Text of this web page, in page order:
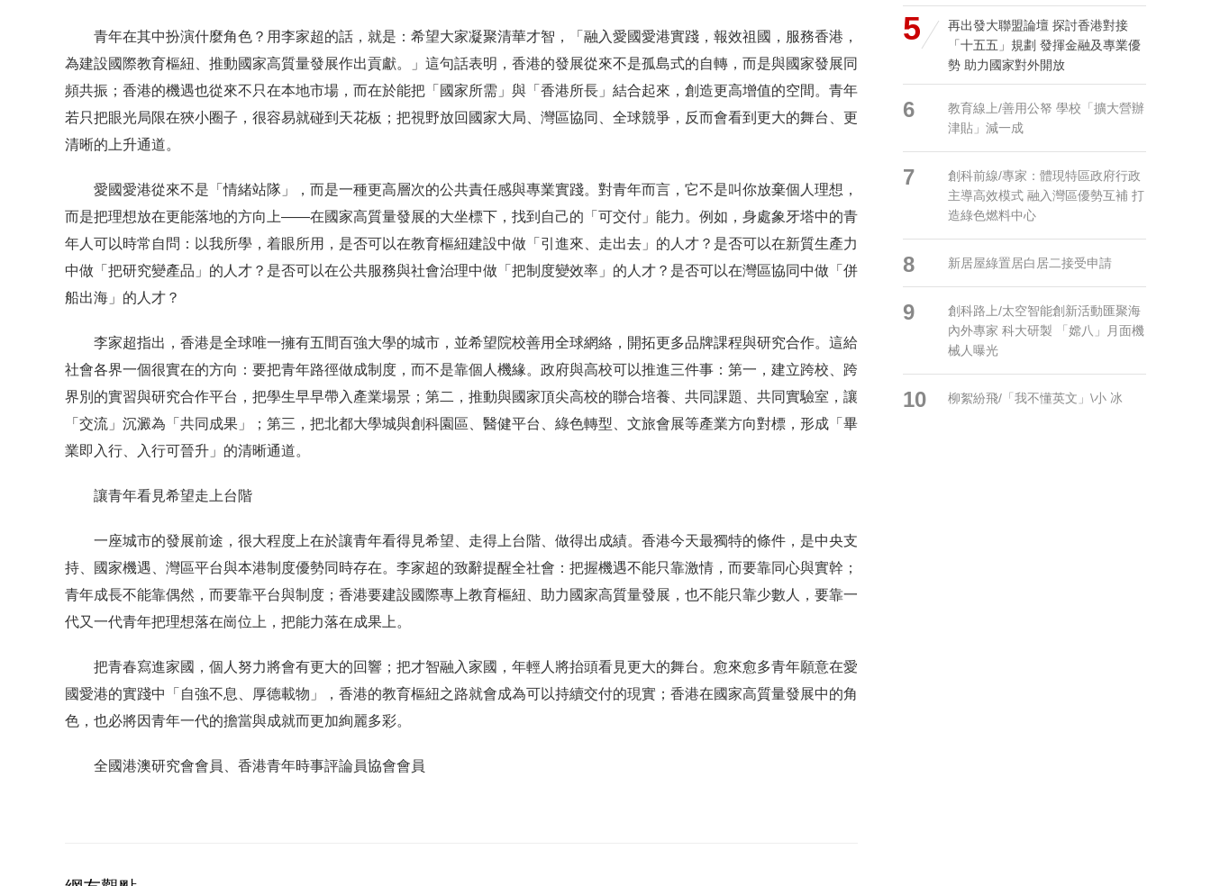
青年在其中扮演什麼角色？用李家超的話，就是：希望大家凝聚清華才智，「融入愛國愛港實踐，報效祖國，服務香港，
為建設國際教育樞紐、推動國家高質量發展作出貢獻。」這句話表明，香港的發展從來不是孤島式的自轉，而是與國家發展同
頻共振；香港的機遇也從來不只在本地市場，而在於能把「國家所需」與「香港所長」結合起來，創造更高增值的空間。青年
若只把眼光局限在狹小圈子，很容易就碰到天花板；把視野放回國家大局、灣區協同、全球競爭，反而會看到更大的舞台、更
清晰的上升通道。
愛國愛港從來不是「情緒站隊」，而是一種更高層次的公共責任感與專業實踐。對青年而言，它不是叫你放棄個人理想，
而是把理想放在更能落地的方向上——在國家高質量發展的大坐標下，找到自己的「可交付」能力。例如，身處象牙塔中的青
年人可以時常自問：以我所學，着眼所用，是否可以在教育樞紐建設中做「引進來、走出去」的人才？是否可以在新質生產力
中做「把研究變產品」的人才？是否可以在公共服務與社會治理中做「把制度變效率」的人才？是否可以在灣區協同中做「併
船出海」的人才？
李家超指出，香港是全球唯一擁有五間百強大學的城市，並希望院校善用全球網絡，開拓更多品牌課程與研究合作。這給
社會各界一個很實在的方向：要把青年路徑做成制度，而不是靠個人機緣。政府與高校可以推進三件事：第一，建立跨校、跨
界別的實習與研究合作平台，把學生早早帶入產業場景；第二，推動與國家頂尖高校的聯合培養、共同課題、共同實驗室，讓
「交流」沉澱為「共同成果」；第三，把北都大學城與創科園區、醫健平台、綠色轉型、文旅會展等產業方向對標，形成「畢
業即入行、入行可晉升」的清晰通道。
讓青年看見希望走上台階
一座城市的發展前途，很大程度上在於讓青年看得見希望、走得上台階、做得出成績。香港今天最獨特的條件，是中央支
持、國家機遇、灣區平台與本港制度優勢同時存在。李家超的致辭提醒全社會：把握機遇不能只靠激情，而要靠同心與實幹；
青年成長不能靠偶然，而要靠平台與制度；香港要建設國際專上教育樞紐、助力國家高質量發展，也不能只靠少數人，要靠一
代又一代青年把理想落在崗位上，把能力落在成果上。
把青春寫進家國，個人努力將會有更大的回響；把才智融入家國，年輕人將抬頭看見更大的舞台。愈來愈多青年願意在愛
國愛港的實踐中「自強不息、厚德載物」，香港的教育樞紐之路就會成為可以持續交付的現實；香港在國家高質量發展中的角
色，也必將因青年一代的擔當與成就而更加絢麗多彩。
全國港澳研究會會員、香港青年時事評論員協會會員
5
再出發大聯盟論壇 探討香港對接
「十五五」規劃 發揮金融及專業優
勢 助力國家對外開放
6
教育線上/善用公帑 學校「擴大營辦
津貼」減一成
7
創科前線/專家：體現特區政府行政
主導高效模式 融入灣區優勢互補 打
造綠色燃料中心
8 新居屋綠置居白居二接受申請
9
創科路上/太空智能創新活動匯聚海
內外專家 科大研製 「嫦八」月面機
械人曝光
10 柳絮紛飛/「我不懂英文」\小 冰